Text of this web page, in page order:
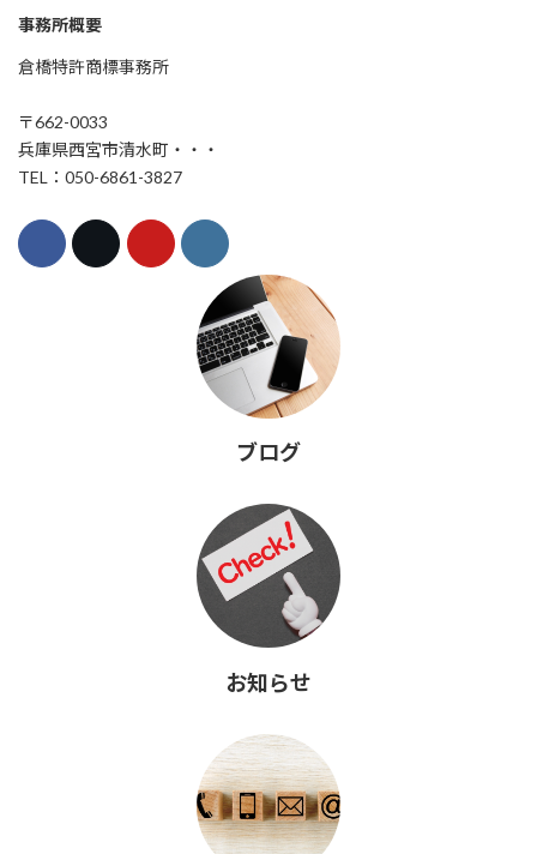
事務所概要
倉橋特許商標事務所
〒662-0033
兵庫県西宮市清水町・・・
TEL：050-6861-3827
ブログ
お知らせ